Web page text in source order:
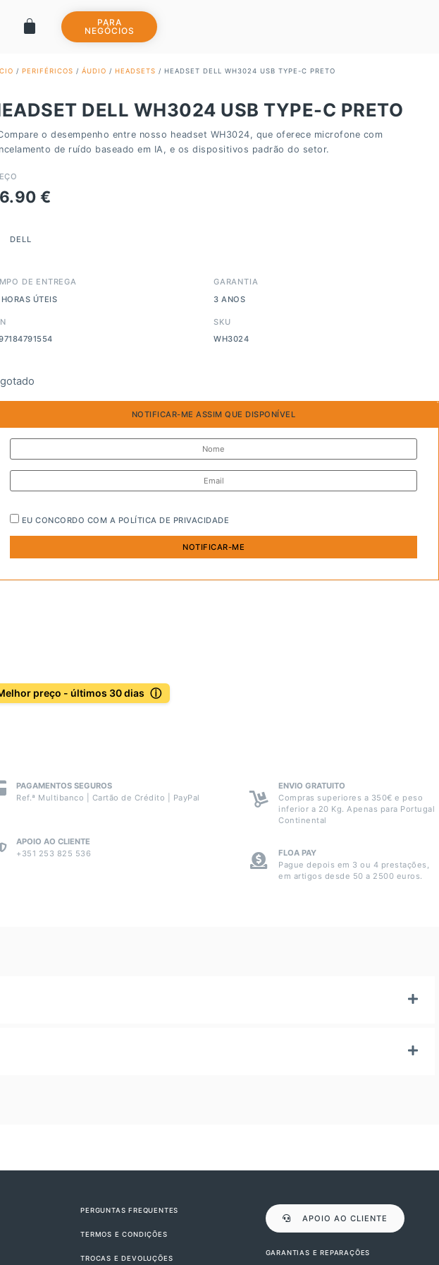
PARA
NEGÓCIOS
/ PERIFÉRICOS / ÁUDIO / HEADSETS / HEADSET DELL WH3024 USB TYPE-C PRETO
DELL WH3024 USB TYPE-C PRETO
o desempenho entre nosso headset WH3024, que oferece microfone com
de ruído baseado em IA, e os dispositivos padrão do setor.
€
DELL
DE ENTREGA
ÚTEIS
GARANTIA
3 ANOS
SKU
WH3024
NOTIFICAR-ME ASSIM QUE DISPONÍVEL
EU CONCORDO COM A POLÍTICA DE PRIVACIDADE
preço - últimos 30 dias ⓘ
PAGAMENTOS SEGUROS
Ref.ª Multibanco | Cartão de Crédito | PayPal
APOIO AO CLIENTE
+351 253 825 536
ENVIO GRATUITO
Compras superiores a 350€ e peso
inferior a 20 Kg. Apenas para Portugal
Continental
FLOA PAY
Pague depois em 3 ou 4 prestações,
em artigos desde 50 a 2500 euros.
PERGUNTAS FREQUENTES
TERMOS E CONDIÇÕES
TROCAS E DEVOLUÇÕES
APOIO AO CLIENTE
GARANTIAS E REPARAÇÕES